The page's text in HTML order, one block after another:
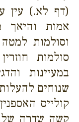
(דף לא.) עין
אמות והיאך
וסולמות
סולמות
במעיינות
שנוחים
קולייס
קשה שדרה